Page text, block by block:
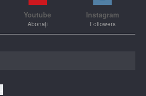
Youtube
Abonați
Instagram
Followers